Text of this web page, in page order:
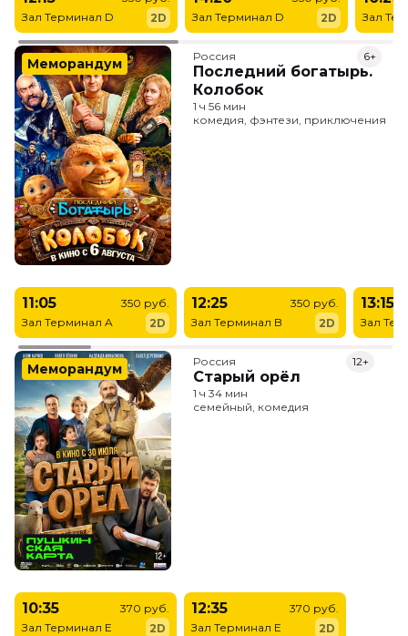
Зал Терминал D
2D
Зал Терминал D
2D
Зал
Меморандум Россия
Последний богатырь.
Колобок
6+
1 ч 56 мин
комедия, фэнтези, приключения
11:05
Зал Терминал A
350 руб.
2D
12:25
Зал Терминал B
350 руб.
2D
13:15
Зал
Меморандум Россия
Старый орёл
12+
1 ч 34 мин
семейный, комедия
10:35
Зал Терминал E
370 руб.
2D
12:35
Зал Терминал E
370 руб.
2D